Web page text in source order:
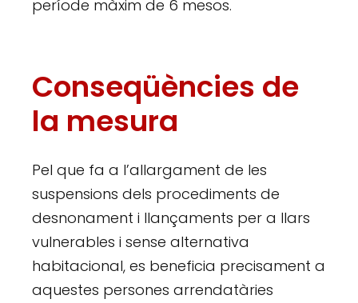
període màxim de 6 mesos.
Conseqüències de
la mesura
Pel que fa a l’allargament de les
suspensions dels procediments de
desnonament i llançaments per a llars
vulnerables i sense alternativa
habitacional, es beneficia precisament a
aquestes persones arrendatàries